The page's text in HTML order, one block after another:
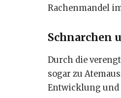
Rachenmandel
Schnarchen
Durch die
sogar zu
Entwicklung